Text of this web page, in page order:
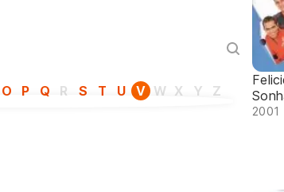
O P Q R S T U V W X Y Z
2001